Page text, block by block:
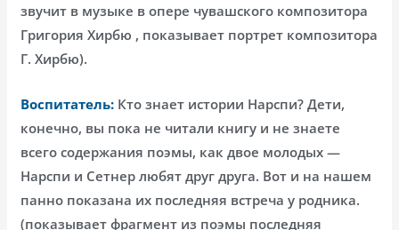
звучит в музыке в опере чувашского композитора
Григория Хирбю , показывает портрет композитора
Г. Хирбю).
Воспитатель: Кто знает истории Нарспи? Дети,
конечно, вы пока не читали книгу и не знаете
всего содержания поэмы, как двое молодых —
Нарспи и Сетнер любят друг друга. Вот и на нашем
панно показана их последняя встреча у родника.
(показывает фрагмент из поэмы последняя